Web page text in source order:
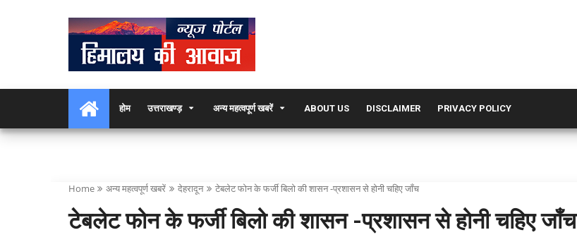
होम उत्तराखण्ड़ अन्य महत्वपूर्ण खबरें ABOUT US DISCLAIMER PRIVACY POLICY
Home अन्य महत्वपूर्ण खबरें देहरादून टेबलेट फोन के फर्जी बिलो की शासन -प्रशासन से होनी चहिए जाँच
टेबलेट फोन के फर्जी बिलो की शासन -प्रशासन से होनी चहिए जाँच